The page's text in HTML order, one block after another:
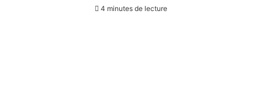
4 minutes de lecture